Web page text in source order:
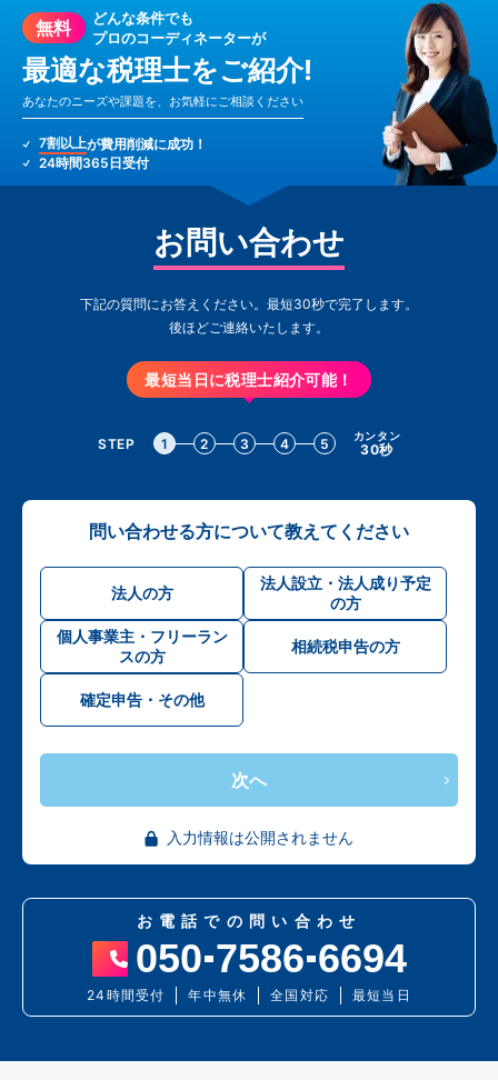
無料
どんな条件でも
プロのコーディネーターが
最適な税理士をご紹介!
あなたのニーズや課題を、お気軽にご相談ください
7割以上が費用削減に成功！
24時間365日受付
お問い合わせ
下記の質問にお答えください。最短30秒で完了します。
後ほどご連絡いたします。
最短当日に税理士紹介可能！
STEP 1 2 3 4 5 カンタン
30秒
問い合わせる方について教えてください
法人の方
法人設立・法人成り予定
の方
個人事業主・フリーラン
スの方
相続税申告の方
確定申告・その他
次へ
入力情報は公開されません
お電話での問い合わせ
050 7586 6694
24時間受付 年中無休 全国対応 最短当日